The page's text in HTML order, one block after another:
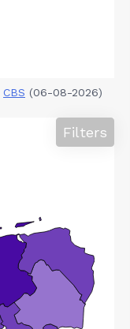
CBS (06-08-2026)
Filters